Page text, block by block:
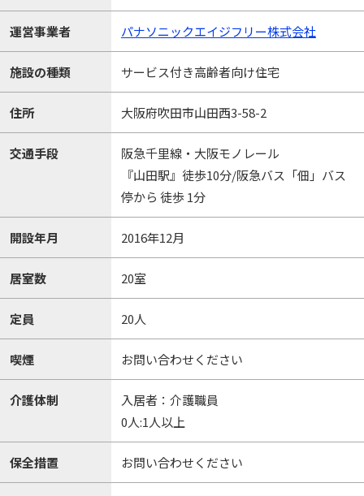
運営事業者 パナソニックエイジフリー株式会社
施設の種類 サービス付き高齢者向け住宅
住所 大阪府吹田市山田西3-58-2
交通手段
阪急千里線・大阪モノレール
『山田駅』徒歩10分/阪急バス「佃」バス
停から 徒歩 1分
開設年月 2016年12月
居室数 20室
定員 20人
喫煙 お問い合わせください
介護体制
入居者：介護職員
0人:1人以上
保全措置 お問い合わせください